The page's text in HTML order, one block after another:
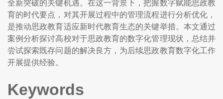
全新突破的关键机遇。在这一背景下，把握数字赋能思政教
育的时代要点，对其开展过程中的管理流程进行分析优化，
是推动思政教育适应新时代教育生态的关键举措。本文通过
案例分析探讨高校对于思政教育的数字化管理现状，总结并
尝试探索既存问题的解决良方，为后续思政教育数字化工作
开展提供经验。
Keywords